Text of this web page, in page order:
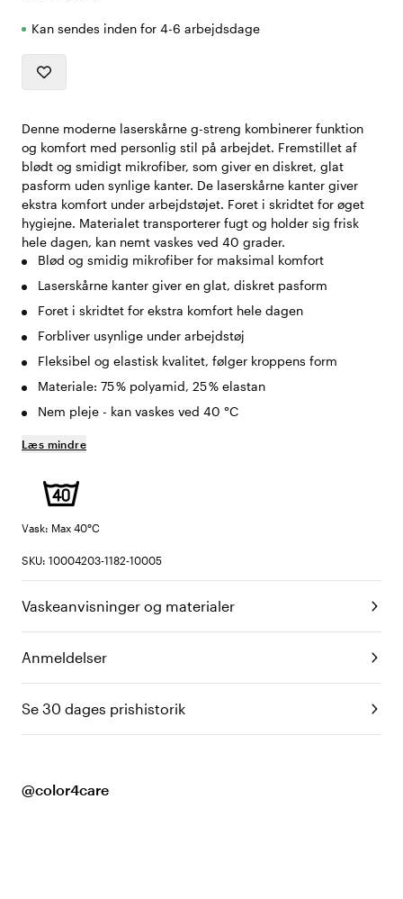
Kan sendes inden for 4-6 arbejdsdage
Denne moderne laserskårne g-streng kombinerer funktion
og komfort med personlig stil på arbejdet. Fremstillet af
blødt og smidigt mikrofiber, som giver en diskret, glat
pasform uden synlige kanter. De laserskårne kanter giver
ekstra komfort under arbejdstøjet. Foret i skridtet for øget
hygiejne. Materialet transporterer fugt og holder sig frisk
hele dagen, kan nemt vaskes ved 40 grader.
Blød og smidig mikrofiber for maksimal komfort
Laserskårne kanter giver en glat, diskret pasform
Foret i skridtet for ekstra komfort hele dagen
Forbliver usynlige under arbejdstøj
Fleksibel og elastisk kvalitet, følger kroppens form
Materiale: 75 % polyamid, 25 % elastan
Nem pleje - kan vaskes ved 40 °C
Læs mindre
Vask: Max 40°C
SKU: 10004203-1182-10005
Vaskeanvisninger og materialer
Anmeldelser
Se 30 dages prishistorik
@color4care